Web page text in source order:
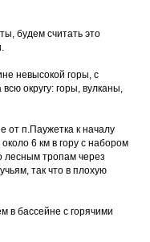
будем считать это
невысокой горы, с
округу: горы, вулканы,
от п.Паужетка к началу
6 км в гору с набором
лесным тропам через
так что в плохую
в бассейне с горячими